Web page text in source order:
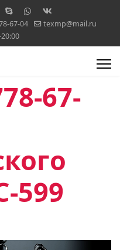
67-04
texmp@mail.ru
67-
599